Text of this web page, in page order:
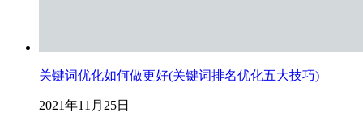
关键词优化如何做更好(关键词排名优化五大技巧)
2021年11月25日